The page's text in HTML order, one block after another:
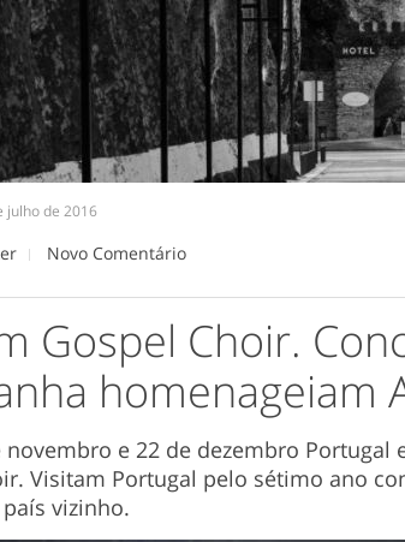
julho de 2016
Novo Comentário
Gospel Choir.
homenageiam
novembro e 22 de dezembro Portugal
Visitam Portugal pelo sétimo ano
vizinho.